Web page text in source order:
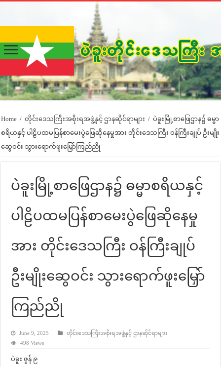
Home / တိုင်းဒေသကြီးအစိုးရအဖွဲ့နှင့် ဌာနဆိုင်ရာများ / ပဲခူးမြို့စာဖြေဌာန၌ ဓမ္မာ
စရိယနှင့် ပါဠိပထမပြန်စာမေးပွဲဖြေဆိုနေမှုအား တိုင်းဒေသကြီး ဝန်ကြီးချုပ် ဦးမျိုး
ဆွေဝင်း သွားရောက်ဖူးမြှော်ကြည်ညို
ပဲခူးမြို့စာဖြေဌာန၌ ဓမ္မာစရိယနှင့်
ပါဠိပထမပြန်စာမေးပွဲဖြေဆိုနေမှု
အား တိုင်းဒေသကြီး ဝန်ကြီးချုပ်
ဦးမျိုးဆွေဝင်း သွားရောက်ဖူးမြှော်
ကြည်ညို
June 9, 2025
တိုင်းဒေသကြီးအစိုးရအဖွဲ့နှင့် ဌာနဆိုင်ရာများ
498 Views
ပဲခူး ဇွန် ၉